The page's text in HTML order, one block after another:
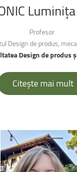
Luminița
Profesor
Design de produs,
Design de produs
Citește mai mult